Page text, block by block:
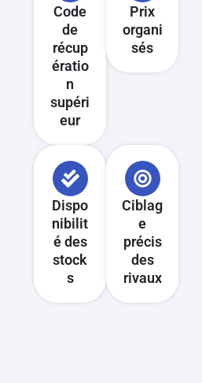
Code
de
récup
ératio
n
supéri
eur
Prix
organi
sés
Dispo
nibilit
é des
stock
s
Ciblag
e
précis
des
rivaux